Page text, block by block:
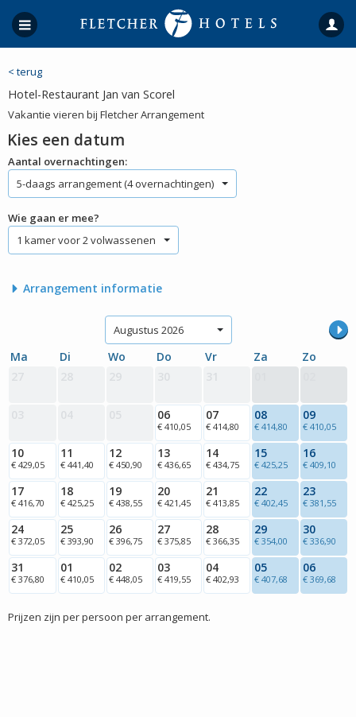
< terug
Hotel-Restaurant Jan van Scorel
Vakantie vieren bij Fletcher Arrangement
Kies een datum
Aantal overnachtingen:
5-daags arrangement (4 overnachtingen)
Wie gaan er mee?
1 kamer voor 2 volwassenen
Arrangement informatie
Augustus 2026
Ma Di Wo Do Vr Za
Zo
06
€ 410,05
07
€ 414,80
08
€ 414,80
09
€ 410,05
10
€ 429,05
11
€ 441,40
12
€ 450,90
13
€ 436,65
14
€ 434,75
15
€ 425,25
16
€ 409,10
17
€ 416,70
18
€ 425,25
19
€ 438,55
20
€ 421,45
21
€ 413,85
22
€ 402,45
23
€ 381,55
24
€ 372,05
25
€ 393,90
26
€ 396,75
27
€ 375,85
28
€ 366,35
29
€ 354,00
30
€ 336,90
31
€ 376,80
01
€ 410,05
02
€ 448,05
03
€ 419,55
04
€ 402,93
05
€ 407,68
06
€ 369,68
Prijzen zijn per persoon per arrangement.